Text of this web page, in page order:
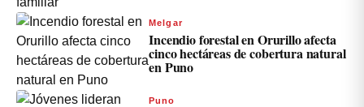
Melgar
Incendio forestal en Orurillo afecta
cinco hectáreas de cobertura natural
en Puno
Puno